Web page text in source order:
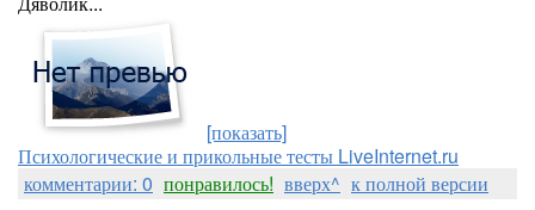
[показать]
Психологические и прикольные тесты LiveInternet.ru
комментарии: 0 понравилось! вверх^ к полной версии